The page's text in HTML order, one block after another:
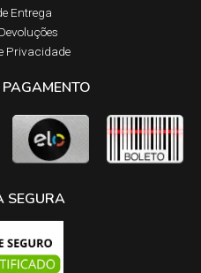
Entrega​
Privacidade
SEGURA